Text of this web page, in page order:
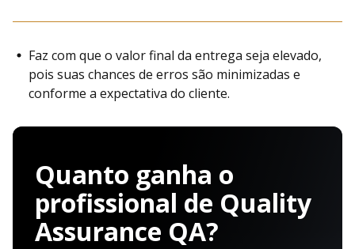
Faz com que o valor final da entrega seja elevado,
pois suas chances de erros são minimizadas e
conforme a expectativa do cliente.
Quanto ganha o
profissional de Quality
Assurance QA?